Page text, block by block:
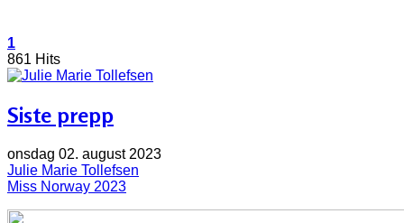
1
861 Hits
Siste prepp
onsdag 02. august 2023
Julie Marie Tollefsen
Miss Norway 2023